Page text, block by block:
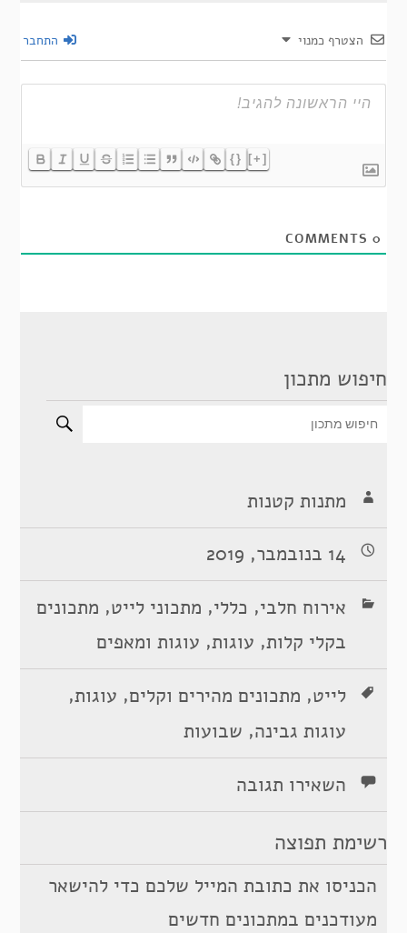
הצטרף כמנוי התחבר
{} [+]
0
חיפוש מתכון
מתנות קטנות
14 בנובמבר, 2019
אירוח חלבי, כללי, מתכוני לייט, מתכונים
בקלי קלות, עוגות, עוגות ומאפים
לייט, מתכונים מהירים וקלים, עוגות,
עוגות גבינה, שבועות
השאירו תגובה
רשימת תפוצה
הכניסו את כתובת המייל שלכם כדי להישאר
מעודכנים במתכונים חדשים